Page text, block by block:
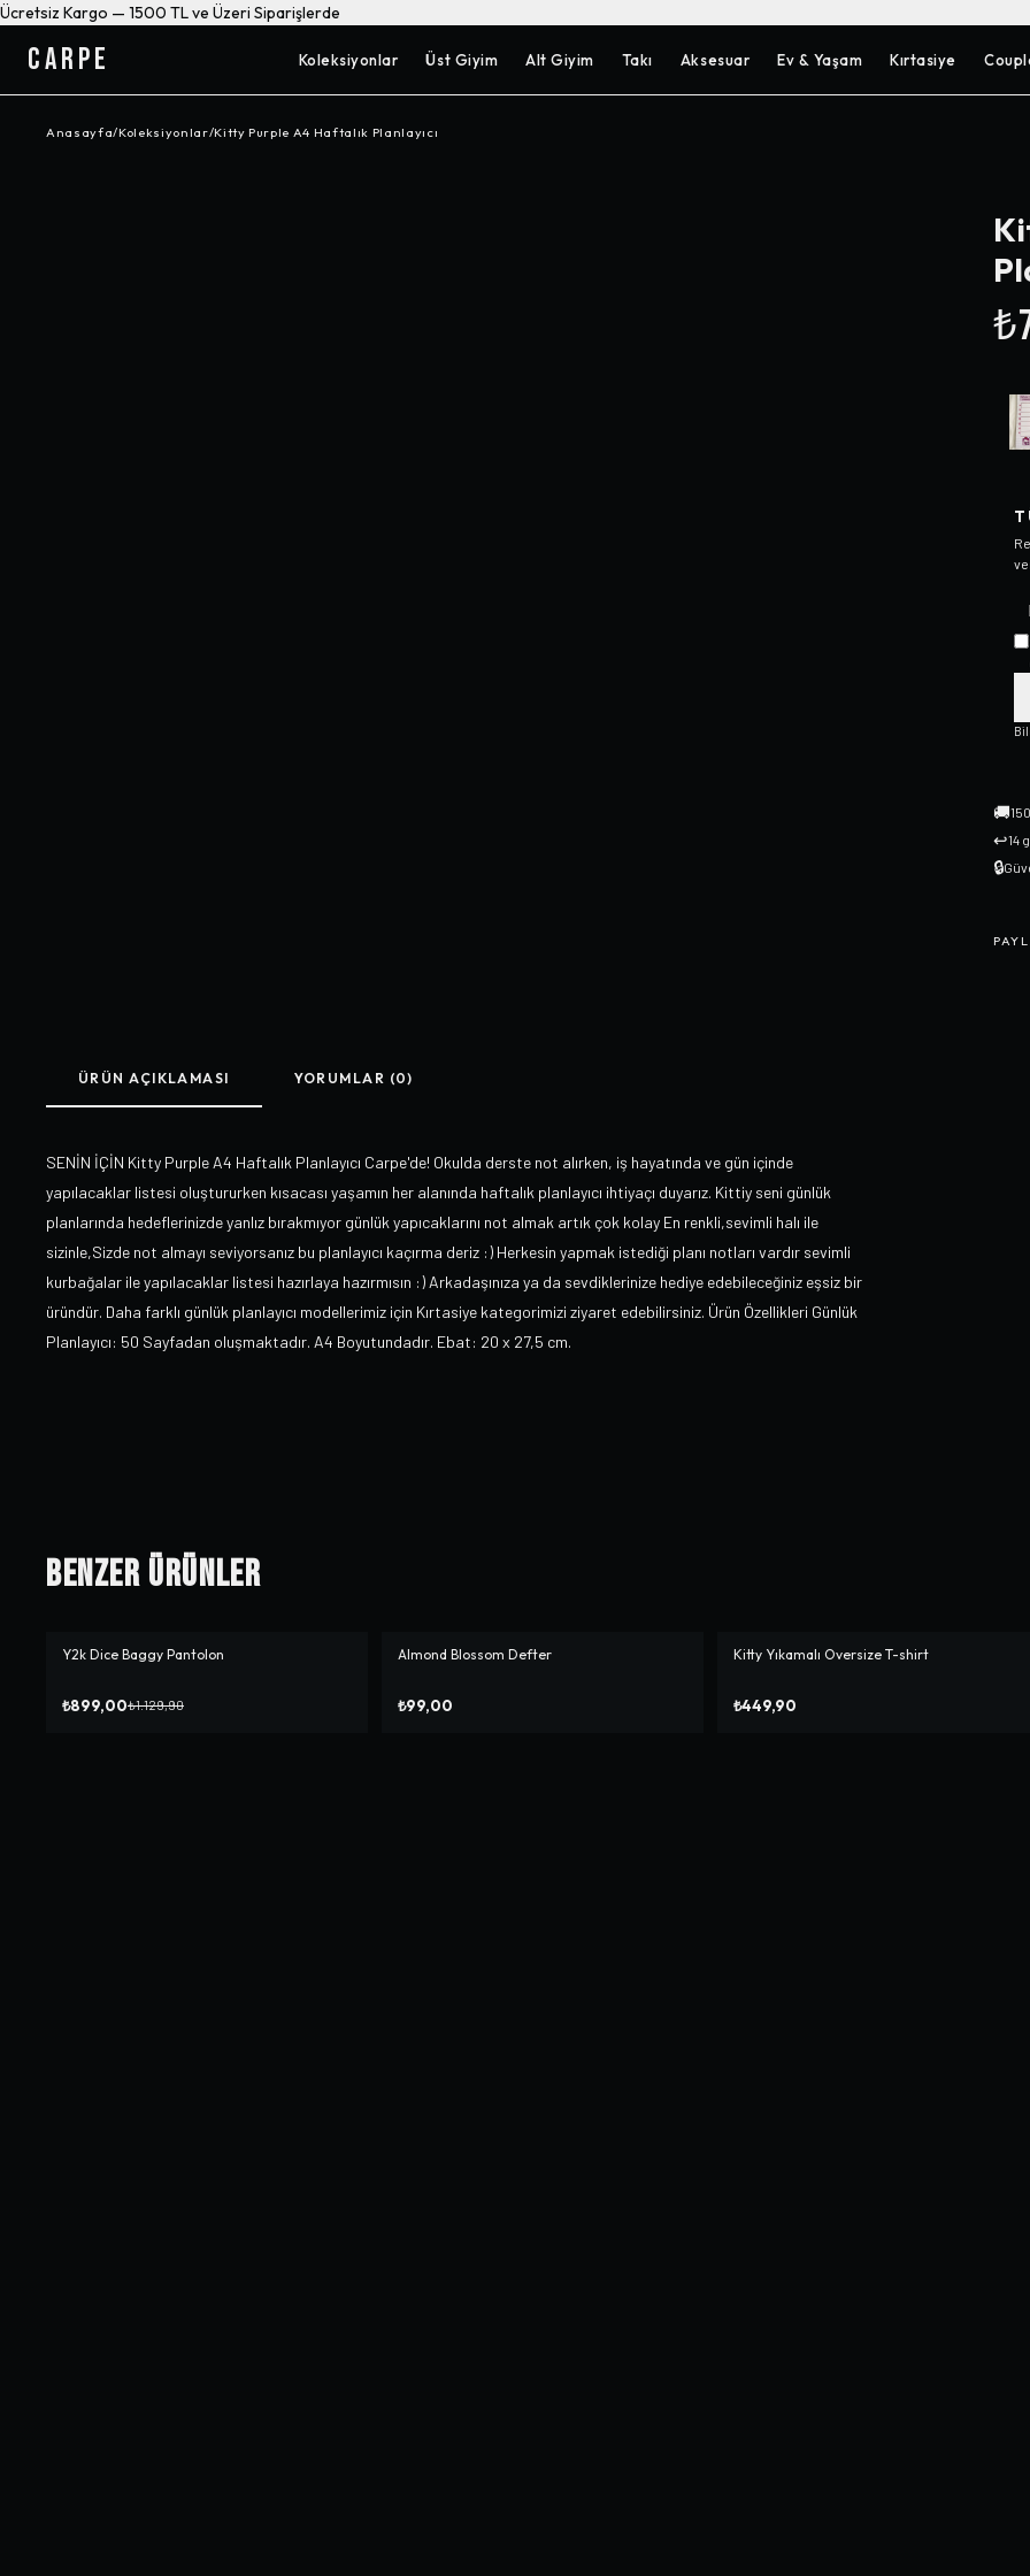
Ücretsiz Kargo — 1500 TL ve Üzeri Siparişlerde
CARPE Koleksiyonlar Üst Giyim Alt Giyim Takı Aksesuar Ev & Yaşam Kırtasiye
Anasayfa/Koleksiyonlar/Kitty Purple A4 Haftalık Planlayıcı
🚚
↩14
🔒
ÜRÜN AÇIKLAMASI YORUMLAR (0)
SENİN İÇİN Kitty Purple A4 Haftalık Planlayıcı Carpe'de! Okulda derste not alırken, iş hayatında ve gün içinde
yapılacaklar listesi oluştururken kısacası yaşamın her alanında haftalık planlayıcı ihtiyaçı duyarız. Kittiy seni günlük
planlarında hedeflerinizde yanlız bırakmıyor günlük yapıcaklarını not almak artık çok kolay En renkli,sevimli halı ile
sizinle,Sizde not almayı seviyorsanız bu planlayıcı kaçırma deriz :) Herkesin yapmak istediği planı notları vardır sevimli
kurbağalar ile yapılacaklar listesi hazırlaya hazırmısın :) Arkadaşınıza ya da sevdiklerinize hediye edebileceğiniz eşsiz bir
üründür. Daha farklı günlük planlayıcı modellerimiz için Kırtasiye kategorimizi ziyaret edebilirsiniz. Ürün Özellikleri Günlük
Planlayıcı: 50 Sayfadan oluşmaktadır. A4 Boyutundadır. Ebat: 20 x 27,5 cm.
Benzer Ürünler
-%20
Y2k Dice Baggy Pantolon
₺899,00₺1.129,90
Almond Blossom Defter
₺99,00
Kitty Yıkamalı Oversize T-shirt
₺449,90